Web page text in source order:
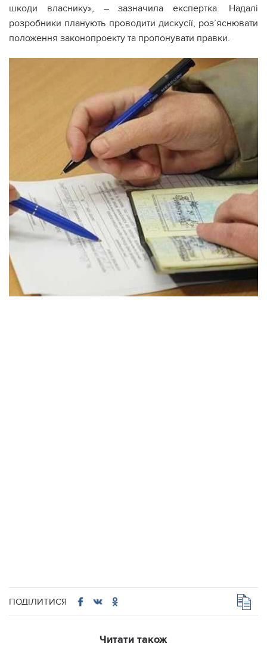
шкоди власнику», – зазначила експертка. Надалі
розробники планують проводити дискусії, роз’яснювати
положення законопроекту та пропонувати правки.
ПОДІЛИТИСЯ
Читати також